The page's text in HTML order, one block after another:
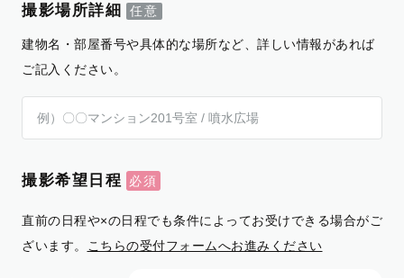
撮影場所詳細
建物名・部屋番号や具体的な場所など、詳しい情報があれば
ご記入ください。
撮影希望日程
直前の日程や×の日程でも条件によってお受けできる場合がご
ざいます。
こちらの受付フォームへお進みください